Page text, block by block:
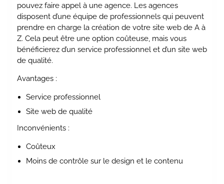
pouvez faire appel à une agence. Les agences
disposent d’une équipe de professionnels qui peuvent
prendre en charge la création de votre site web de A à
Z. Cela peut être une option coûteuse, mais vous
bénéficierez d’un service professionnel et d’un site web
de qualité.
Avantages :
Service professionnel
Site web de qualité
Inconvénients :
Coûteux
Moins de contrôle sur le design et le contenu